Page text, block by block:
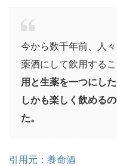
今から数千年前、人
薬酒にして飲用する
用と生薬を一つにし
しかも楽しく飲める
た。
引用元：養命酒